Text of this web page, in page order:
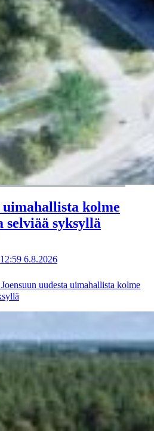
uimahallista kolme
selviää syksyllä
6.8.2026
uudesta uimahallista kolme